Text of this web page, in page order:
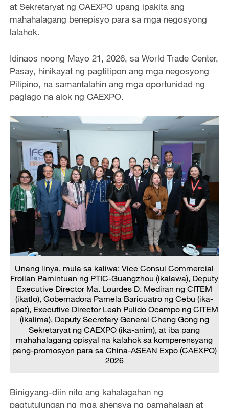
at Sekretaryat ng CAEXPO upang ipakita ang
mahahalagang benepisyo para sa mga negosyong
lalahok.
Idinaos noong Mayo 21, 2026, sa World Trade Center,
Pasay, hinikayat ng pagtitipon ang mga negosyong
Pilipino, na samantalahin ang mga oportunidad ng
paglago na alok ng CAEXPO.
Unang linya, mula sa kaliwa: Vice Consul Commercial
Froilan Pamintuan ng PTIC-Guangzhou (ikalawa), Deputy
Executive Director Ma. Lourdes D. Mediran ng CITEM
(ikatlo), Gobernadora Pamela Baricuatro ng Cebu (ika-
apat), Executive Director Leah Pulido Ocampo ng CITEM
(ikalima), Deputy Secretary General Cheng Gong ng
Sekretaryat ng CAEXPO (ika-anim), at iba pang
mahahalagang opisyal na kalahok sa komperensyang
pang-promosyon para sa China-ASEAN Expo (CAEXPO)
2026
Binigyang-diin nito ang kahalagahan ng
pagtutulungan ng mga ahensya ng pamahalaan at